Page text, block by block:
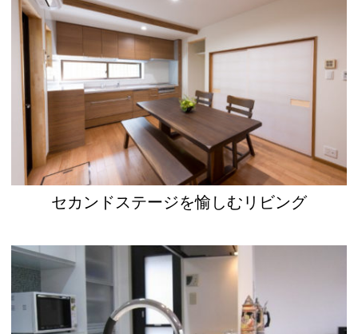
セカンドステージを愉しむリビング